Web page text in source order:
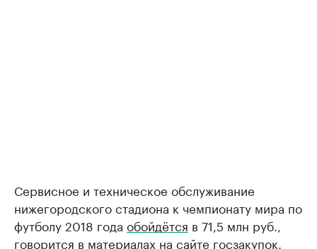
Сервисное и техническое обслуживание
нижегородского стадиона к чемпионату мира по
футболу 2018 года обойдётся в 71,5 млн руб.,
говорится в материалах на сайте госзакупок.